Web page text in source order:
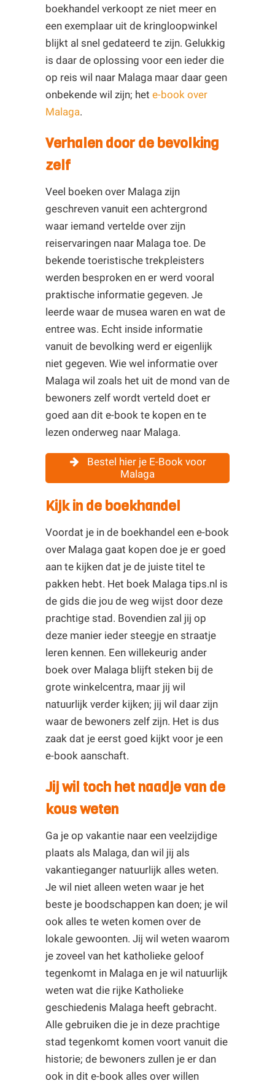
boekhandel verkoopt ze niet meer en
een exemplaar uit de kringloopwinkel
blijkt al snel gedateerd te zijn. Gelukkig
is daar de oplossing voor een ieder die
op reis wil naar Malaga maar daar geen
onbekende wil zijn; het e-book over
Malaga.
Verhalen door de bevolking
zelf
Veel boeken over Malaga zijn
geschreven vanuit een achtergrond
waar iemand vertelde over zijn
reiservaringen naar Malaga toe. De
bekende toeristische trekpleisters
werden besproken en er werd vooral
praktische informatie gegeven. Je
leerde waar de musea waren en wat de
entree was. Echt inside informatie
vanuit de bevolking werd er eigenlijk
niet gegeven. Wie wel informatie over
Malaga wil zoals het uit de mond van de
bewoners zelf wordt verteld doet er
goed aan dit e-book te kopen en te
lezen onderweg naar Malaga.
Bestel hier je E-Book voor
Malaga
Kijk in de boekhandel
Voordat je in de boekhandel een e-book
over Malaga gaat kopen doe je er goed
aan te kijken dat je de juiste titel te
pakken hebt. Het boek Malaga tips.nl is
de gids die jou de weg wijst door deze
prachtige stad. Bovendien zal jij op
deze manier ieder steegje en straatje
leren kennen. Een willekeurig ander
boek over Malaga blijft steken bij de
grote winkelcentra, maar jij wil
natuurlijk verder kijken; jij wil daar zijn
waar de bewoners zelf zijn. Het is dus
zaak dat je eerst goed kijkt voor je een
e-book aanschaft.
Jij wil toch het naadje van de
kous weten
Ga je op vakantie naar een veelzijdige
plaats als Malaga, dan wil jij als
vakantieganger natuurlijk alles weten.
Je wil niet alleen weten waar je het
beste je boodschappen kan doen; je wil
ook alles te weten komen over de
lokale gewoonten. Jij wil weten waarom
je zoveel van het katholieke geloof
tegenkomt in Malaga en je wil natuurlijk
weten wat die rijke Katholieke
geschiedenis Malaga heeft gebracht.
Alle gebruiken die je in deze prachtige
stad tegenkomt komen voort vanuit die
historie; de bewoners zullen je er dan
ook in dit e-book alles over willen